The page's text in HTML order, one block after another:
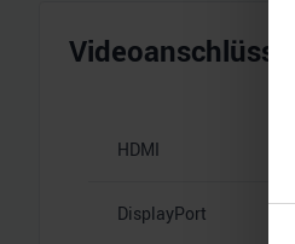
Videoanschlüsse
HDMI
DisplayPort